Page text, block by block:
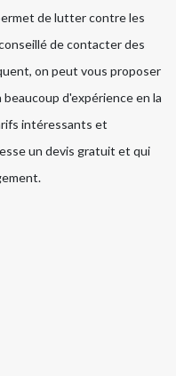
de lutter contre les
de contacter des
on peut vous proposer
d'expérience en la
intéressants et
un devis gratuit et qui